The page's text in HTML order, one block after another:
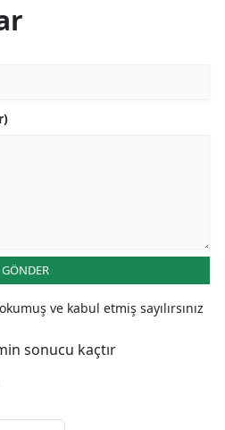
Mardin
GÖNDER
okumuş ve kabul etmiş sayılırsınız
sonucu kaçtır